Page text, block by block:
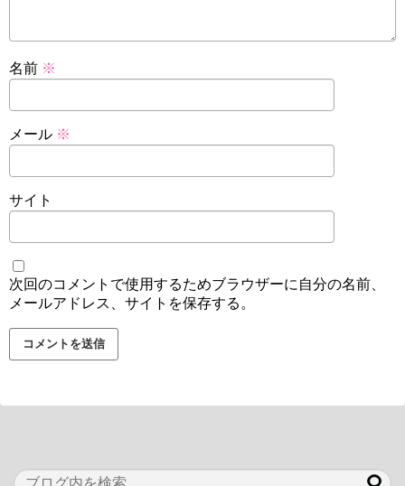
名前 ※
メール ※
サイト
次回のコメントで使用するためブラウザーに自分の名前、
メールアドレス、サイトを保存する。